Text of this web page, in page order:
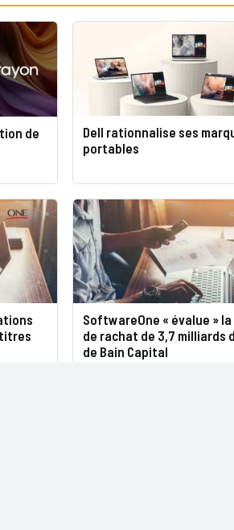
de
Dell rationnalise ses
portables
SoftwareOne « évalue »
de rachat de 3,7 milliards
de Bain Capital